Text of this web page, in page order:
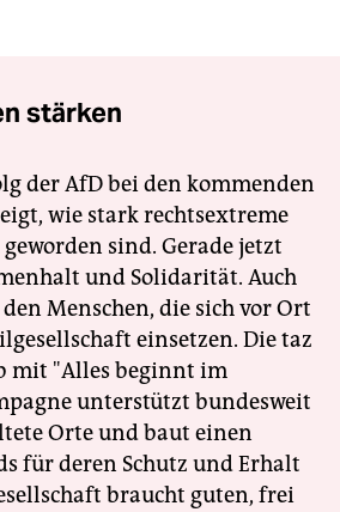
stärken
der AfD bei den kommenden
wie stark rechtsextreme
sind. Gerade jetzt
und Solidarität. Auch
Menschen, die sich vor Ort
einsetzen. Die taz
mit "Alles beginnt im
unterstützt bundesweit
Orte und baut einen
für deren Schutz und Erhalt
braucht guten, frei